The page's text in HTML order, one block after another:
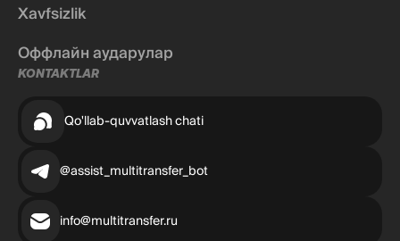
Xavfsizlik
Оффлайн аударулар
KONTAKTLAR
Qo'llab-quvvatlash chati
@assist_multitransfer_bot
info@multitransfer.ru